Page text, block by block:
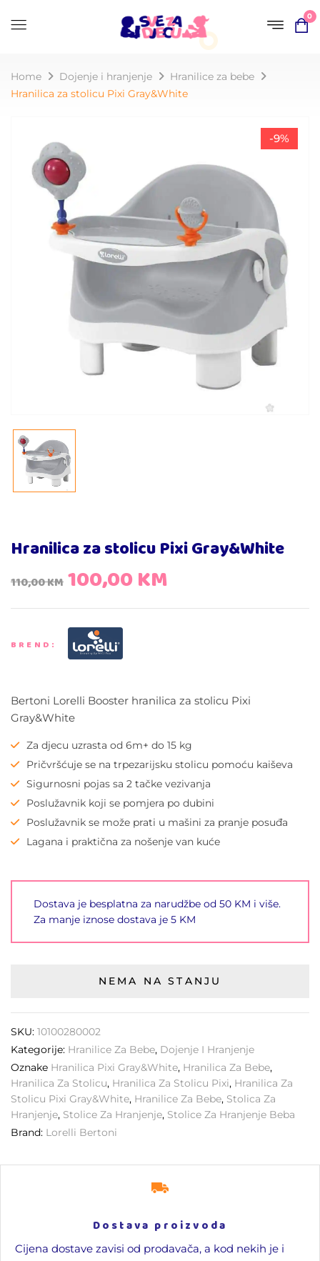
0
Home Dojenje i hranjenje
Hranilice za bebe
Hranilica za stolicu Pixi Gray&White
-9%
Hranilica za stolicu Pixi Gray&White
110,00KM 100,00KM
BREND:
Bertoni Lorelli Booster hranilica za stolicu Pixi
Gray&White
Za djecu uzrasta od 6m+ do 15 kg
Pričvršćuje se na trpezarijsku stolicu pomoću kaiševa
Sigurnosni pojas sa 2 tačke vezivanja
Poslužavnik koji se pomjera po dubini
Poslužavnik se može prati u mašini za pranje posuđa
Lagana i praktična za nošenje van kuće
Dostava je besplatna za narudžbe od 50 KM i više.
Za manje iznose dostava je 5 KM
NEMA NA STANJU
SKU: 10100280002
Kategorije: Hranilice Za Bebe, Dojenje I Hranjenje
Oznake Hranilica Pixi Gray&White, Hranilica Za Bebe,
Hranilica Za Stolicu, Hranilica Za Stolicu Pixi, Hranilica Za
Stolicu Pixi Gray&White, Hranilice Za Bebe, Stolica Za
Hranjenje, Stolice Za Hranjenje, Stolice Za Hranjenje Beba
Brand: Lorelli Bertoni
Dostava proizvoda
Cijena dostave zavisi od prodavača, a kod nekih je i